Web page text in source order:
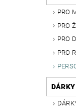
PRO
PRO
PRO
PRO